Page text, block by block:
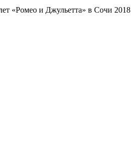
«Ромео и Джульетта» в Сочи 2018